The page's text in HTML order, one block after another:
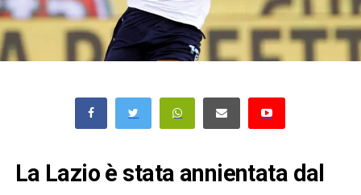
La Lazio è stata annientata dal